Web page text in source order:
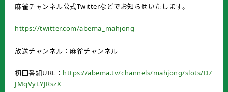
麻雀チャンネル公式Twitterなどでお知らせいたします。
https://twitter.com/abema_mahjong
放送チャンネル：麻雀チャンネル
初回番組URL： https://abema.tv/channels/mahjong/slots/D7
JMqVyLYJRszX